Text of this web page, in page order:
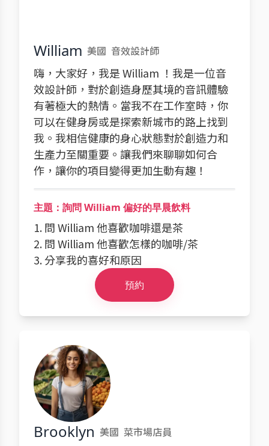
William 美國 音效設計師
嗨，大家好，我是 William ！我是一位音
效設計師，對於創造身歷其境的音訊體驗
有著極大的熱情。當我不在工作室時，你
可以在健身房或是探索新城市的路上找到
我。我相信健康的身心狀態對於創造力和
生產力至關重要。讓我們來聊聊如何合
作，讓你的項目變得更加生動有趣！
主題：詢問 William 偏好的早晨飲料
1. 問 William 他喜歡咖啡還是茶
2. 問 William 他喜歡怎樣的咖啡/茶
3. 分享我的喜好和原因
預約
Brooklyn 美國 菜市場店員